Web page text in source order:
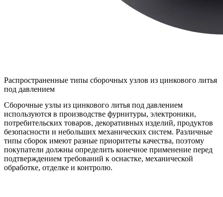
Распространенные типы сборочных узлов из цинкового литья
под давлением
Сборочные узлы из цинкового литья под давлением
используются в производстве фурнитуры, электроники,
потребительских товаров, декоративных изделий, продуктов
безопасности и небольших механических систем. Различные
типы сборок имеют разные приоритеты качества, поэтому
покупатели должны определить конечное применение перед
подтверждением требований к оснастке, механической
обработке, отделке и контролю.